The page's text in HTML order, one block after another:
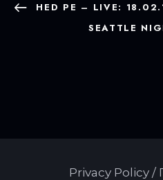
HED PE – LIVE:
SEATTLE
Privacy Policy /